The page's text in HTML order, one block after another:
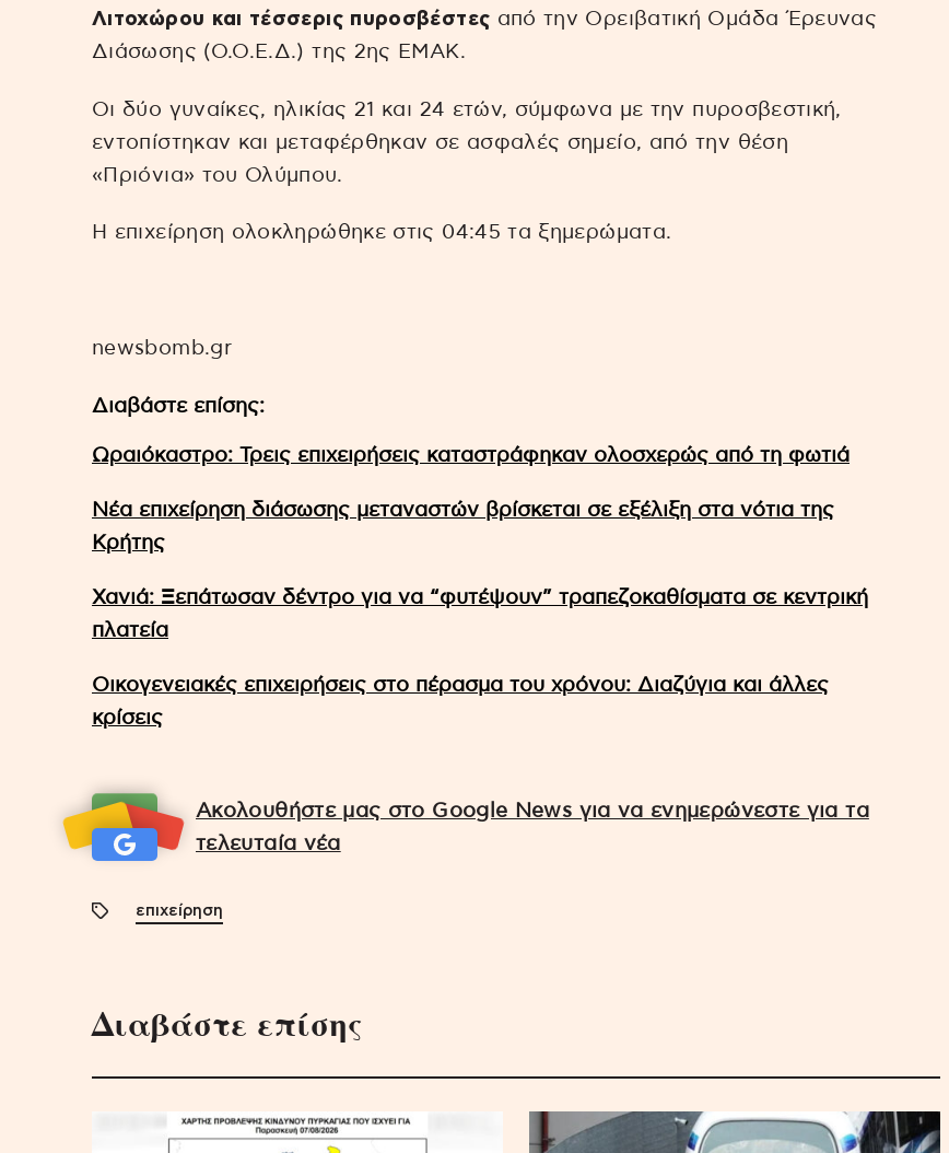
Λιτοχώρου και τέσσερις πυροσβέστες από την Ορειβατική Ομάδα Έρευνας
Διάσωσης (Ο.Ο.Ε.Δ.) της 2ης ΕΜΑΚ.
Οι δύο γυναίκες, ηλικίας 21 και 24 ετών, σύμφωνα με την πυροσβεστική,
εντοπίστηκαν και μεταφέρθηκαν σε ασφαλές σημείο, από την θέση
«Πριόνια» του Ολύμπου.
Η επιχείρηση ολοκληρώθηκε στις 04:45 τα ξημερώματα.
newsbomb.gr
Διαβάστε επίσης:
Ωραιόκαστρο: Τρεις επιχειρήσεις καταστράφηκαν ολοσχερώς από τη φωτιά
Νέα επιχείρηση διάσωσης μεταναστών βρίσκεται σε εξέλιξη στα νότια της
Κρήτης
Χανιά: Ξεπάτωσαν δέντρο για να “φυτέψουν” τραπεζοκαθίσματα σε κεντρική
πλατεία
Οικογενειακές επιχειρήσεις στο πέρασμα του χρόνου: Διαζύγια και άλλες
κρίσεις
Ακολουθήστε μας στο Google News για να ενημερώνεστε για τα
τελευταία νέα
επιχείρηση
Διαβάστε επίσης